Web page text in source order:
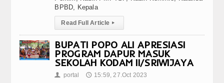
BPBD, Kepala
Read Full Article ▸
BUPATI POPO ALI APRESIASI
PROGRAM DAPUR MASUK
SEKOLAH KODAM II/SRIWIJAYA
👤 portal 🕔 15:59, 27.Oct 2023